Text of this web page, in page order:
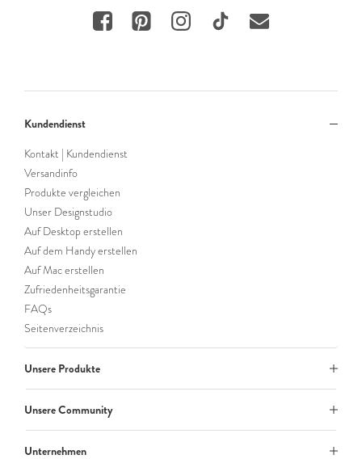
Kundendienst
Kontakt | Kundendienst
Versandinfo
Produkte vergleichen
Unser Designstudio
Auf Desktop erstellen
Auf dem Handy erstellen
Auf Mac erstellen
Zufriedenheitsgarantie
FAQs
Seitenverzeichnis
Unsere Produkte
Unsere Community
Unternehmen